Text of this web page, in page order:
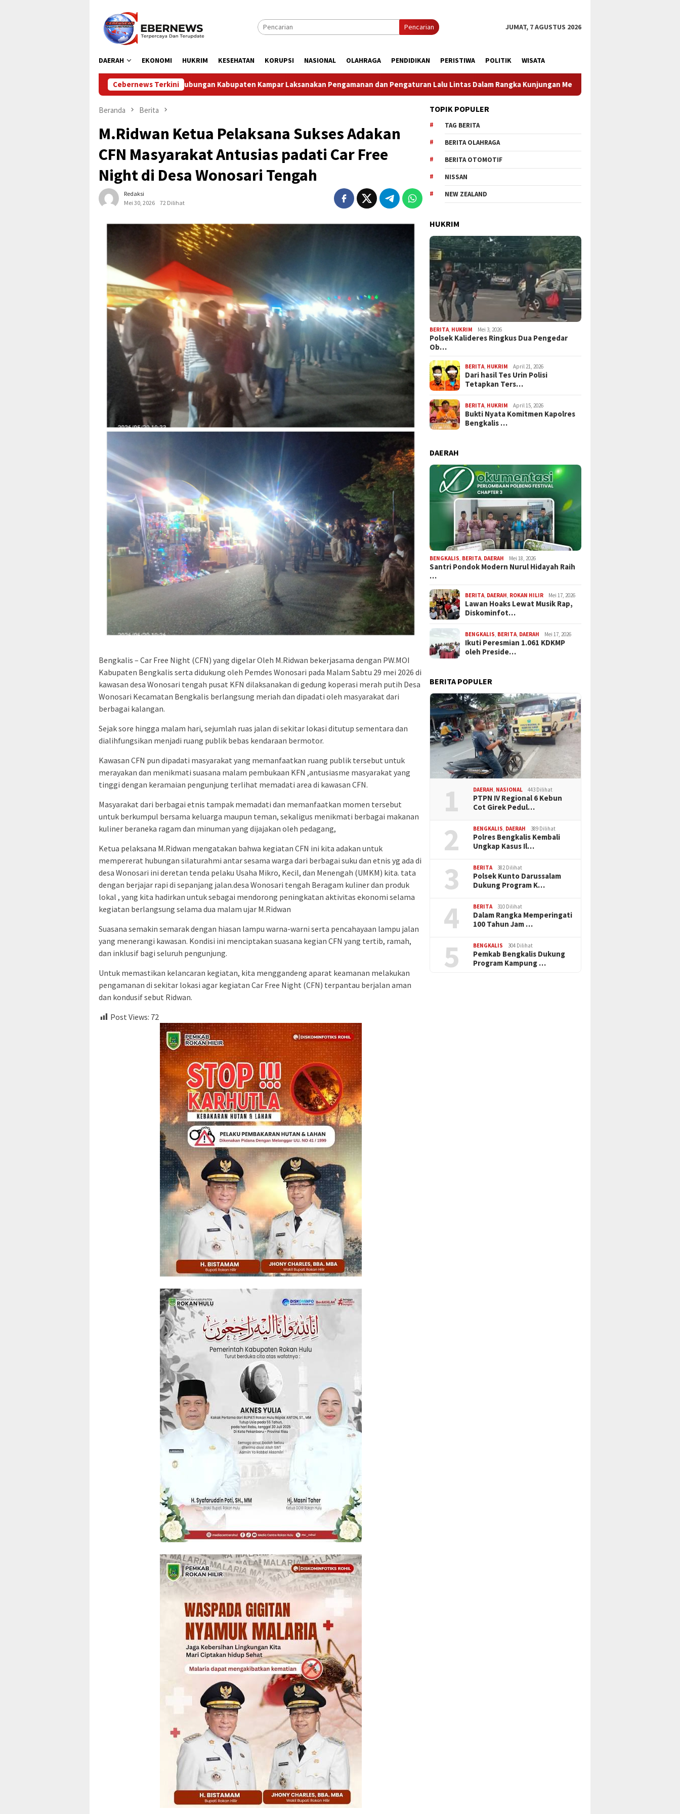
konten
Pencarian JUMAT, 7 AGUSTUS 2026
DAERAH EKONOMI HUKRIM KESEHATAN KORUPSI NASIONAL OLAHRAGA PENDIDIKAN PERISTIWA POLITIK WISATA
Cebernews Terkini
Dinas Perhubungan Kabupaten Kampar Laksanakan Pengamanan dan Pengaturan Lalu Lintas Dalam Rangka Kunjungan Menteri Pertahanan RI Profesionalisme Prajurit Jadi
Beranda Berita
M.Ridwan Ketua Pelaksana Sukses Adakan
CFN Masyarakat Antusias padati Car Free
Night di Desa Wonosari Tengah
Redaksi
Mei 30, 2026
72 Dilihat
Bengkalis – Car Free Night (CFN) yang digelar Oleh M.Ridwan bekerjasama dengan PW.MOI
Kabupaten Bengkalis serta didukung oleh Pemdes Wonosari pada Malam Sabtu 29 mei 2026 di
kawasan desa Wonosari tengah pusat KFN dilaksanakan di gedung koperasi merah putih Desa
Wonosari Kecamatan Bengkalis berlangsung meriah dan dipadati oleh masyarakat dari
berbagai kalangan.
Sejak sore hingga malam hari, sejumlah ruas jalan di sekitar lokasi ditutup sementara dan
dialihfungsikan menjadi ruang publik bebas kendaraan bermotor.
Kawasan CFN pun dipadati masyarakat yang memanfaatkan ruang publik tersebut untuk
merayakan dan menikmati suasana malam pembukaan KFN ,antusiasme masyarakat yang
tinggi dengan keramaian pengunjung terlihat memadati area di kawasan CFN.
Masyarakat dari berbagai etnis tampak memadati dan memanfaatkan momen tersebut
untuk berkumpul bersama keluarga maupun teman, sekaligus menikmati berbagai makanan
kuliner beraneka ragam dan minuman yang dijajakan oleh pedagang,
Ketua pelaksana M.Ridwan mengatakan bahwa kegiatan CFN ini kita adakan untuk
mempererat hubungan silaturahmi antar sesama warga dari berbagai suku dan etnis yg ada di
desa Wonosari ini deretan tenda pelaku Usaha Mikro, Kecil, dan Menengah (UMKM) kita. tata
dengan berjajar rapi di sepanjang jalan.desa Wonosari tengah Beragam kuliner dan produk
lokal , yang kita hadirkan untuk sebagai mendorong peningkatan aktivitas ekonomi selama
kegiatan berlangsung selama dua malam ujar M.Ridwan
Suasana semakin semarak dengan hiasan lampu warna-warni serta pencahayaan lampu jalan
yang menerangi kawasan. Kondisi ini menciptakan suasana kegian CFN yang tertib, ramah,
dan inklusif bagi seluruh pengunjung.
Untuk memastikan kelancaran kegiatan, kita menggandeng aparat keamanan melakukan
pengamanan di sekitar lokasi agar kegiatan Car Free Night (CFN) terpantau berjalan aman
dan kondusif sebut Ridwan.
Post Views: 72
TOPIK POPULER
TAG BERITA
BERITA OLAHRAGA
BERITA OTOMOTIF
NISSAN
NEW ZEALAND
HUKRIM
BERITA HUKRIM Mei 3, 2026
Polsek Kalideres Ringkus Dua Pengedar
Ob…
BERITA HUKRIM April 21, 2026
Dari hasil Tes Urin Polisi
Tetapkan Ters…
BERITA HUKRIM April 15, 2026
Bukti Nyata Komitmen Kapolres
Bengkalis …
DAERAH
BENGKALIS BERITA DAERAH Mei 18, 2026
Santri Pondok Modern Nurul Hidayah Raih
…
BERITA DAERAH ROKAN HILIR Mei 17, 2026
Lawan Hoaks Lewat Musik Rap,
Diskominfot…
BENGKALIS BERITA DAERAH Mei 17, 2026
Ikuti Peresmian 1.061 KDKMP
oleh Preside…
BERITA POPULER
1 DAERAH, NASIONAL 443 Dilihat
PTPN IV Regional 6 Kebun
Cot Girek Pedul…
2 BENGKALIS, DAERAH 389 Dilihat
Polres Bengkalis Kembali
Ungkap Kasus Il…
3 BERITA 382 Dilihat
Polsek Kunto Darussalam
Dukung Program K…
4 BERITA 310 Dilihat
Dalam Rangka Memperingati
100 Tahun Jam …
5 BENGKALIS 304 Dilihat
Pemkab Bengkalis Dukung
Program Kampung …